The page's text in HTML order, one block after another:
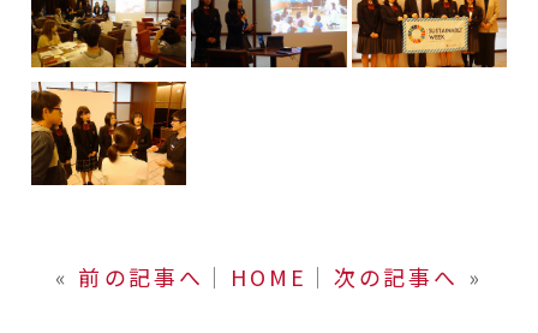
« 前の記事へ │ HOME │ 次の記事へ »